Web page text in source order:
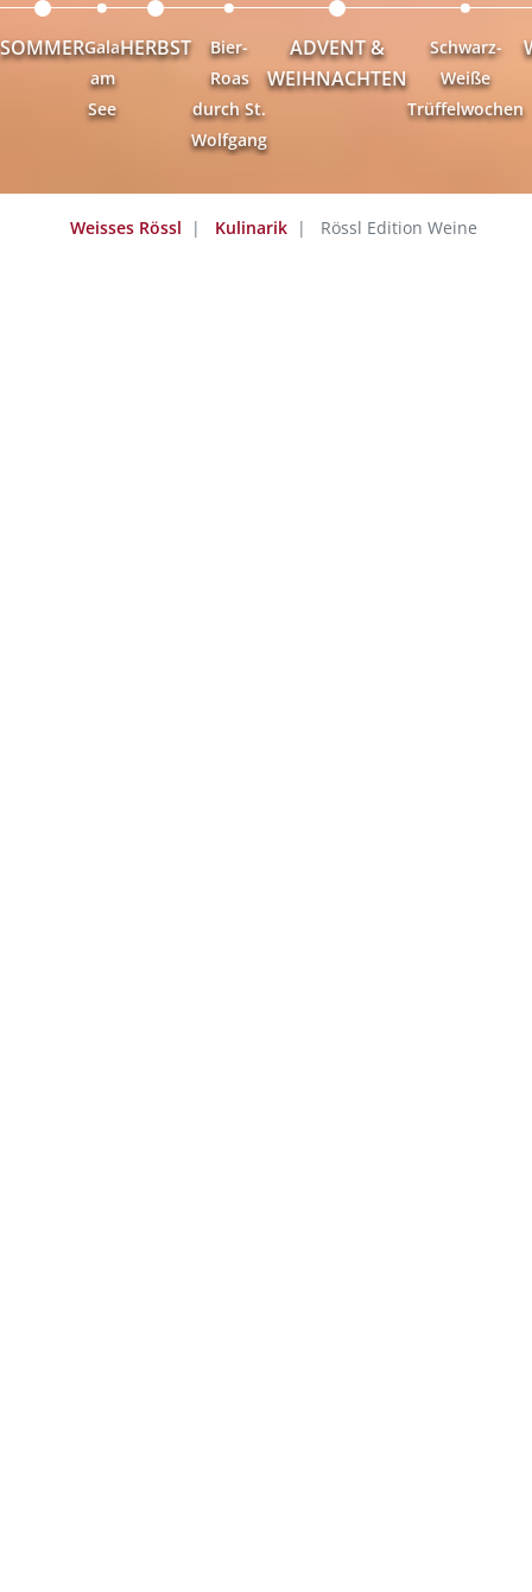
SOMMERGala
am
See
HERBST
Bier-
Roas
durch St.
Wolfgang
ADVENT &
WEIHNACHTEN
Schwarz-
Weiße
Trüffelwochen
Weisses Rössl Kulinarik Rössl Edition Weine